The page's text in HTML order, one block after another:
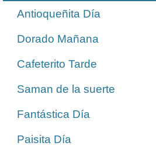
Antioqueñita Día
Dorado Mañana
Cafeterito Tarde
Saman de la suerte
Fantástica Día
Paisita Día